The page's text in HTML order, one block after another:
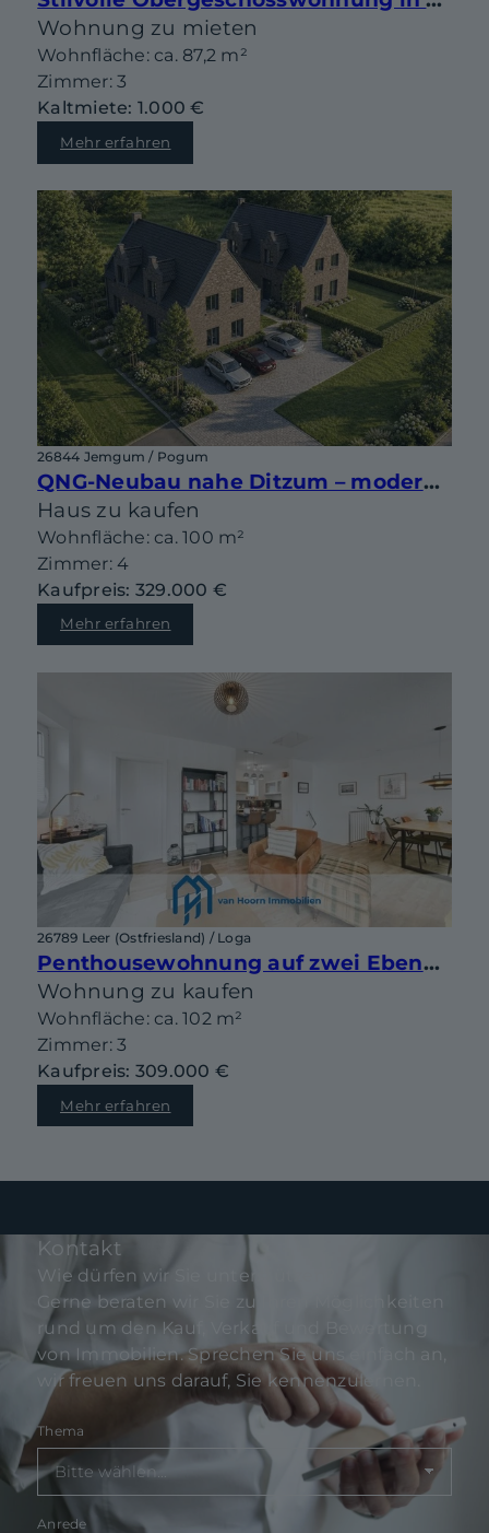
Wohnung zu mieten
Wohnfläche: ca. 87,2 m²
Zimmer: 3
Kaltmiete: 1.000 €
Mehr erfahren
26844 Jemgum / Pogum
QNG-Neubau nahe Ditzum – moderne Doppelhaushälfte mit Gestaltungsspielraum
Haus zu kaufen
Wohnfläche: ca. 100 m²
Zimmer: 4
Kaufpreis: 329.000 €
Mehr erfahren
26789 Leer (Ostfriesland) / Loga
Penthousewohnung auf zwei Ebenen mit sonniger Dachterrasse in begehrter Lage von Leer-Loga
Wohnung zu kaufen
Wohnfläche: ca. 102 m²
Zimmer: 3
Kaufpreis: 309.000 €
Mehr erfahren
Kontakt
Wie dürfen wir Sie unterstützen?
Gerne beraten wir Sie zu Ihren Möglichkeiten
rund um den Kauf, Verkauf und Bewertung
von Immobilien. Sprechen Sie uns einfach an,
wir freuen uns darauf, Sie kennenzulernen.
Thema
Anrede